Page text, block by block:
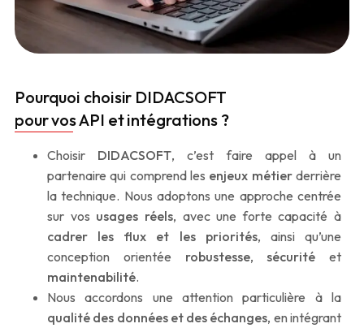
Pourquoi choisir DIDACSOFT
pour vos API et intégrations ?
Choisir DIDACSOFT, c’est faire appel à un
partenaire qui comprend les enjeux métierderrière
la technique. Nous adoptons une approche centrée
sur vos usages réels, avec une forte capacité à
cadrer les flux et les priorités, ainsi qu’une
conception orientée robustesse,sécurité et
maintenabilité.
Nous accordons une attention particulière à la
qualité des données et des échanges, en intégrant